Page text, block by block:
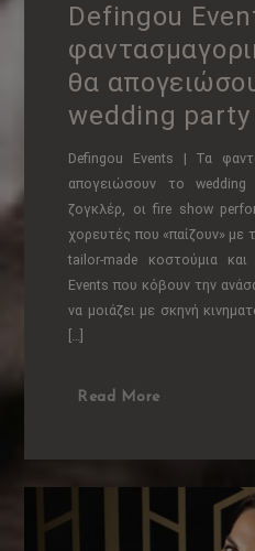
Defingou
θα
wedding party
Defingou Events | Τα
απογειώσουν το
ζογκλέρ, οι fire show
χορευτές που «παίζουν» με
tailor-made κοστούμια
Events που κόβουν την
να μοιάζει με σκηνή
[…]
Read More